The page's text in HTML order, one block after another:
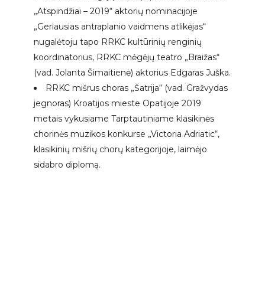
„Atspindžiai – 2019“ aktorių nominacijoje
„Geriausias antraplanio vaidmens atlikėjas“
nugalėtoju tapo RRKC kultūrinių renginių
koordinatorius, RRKC mėgėjų teatro „Braižas“
(vad. Jolanta Šimaitienė) aktorius Edgaras Juška.
RRKC mišrus choras „Šatrija“ (vad. Gražvydas
jegnoras) Kroatijos mieste Opatijoje 2019
metais vykusiame Tarptautiniame klasikinės
chorinės muzikos konkurse „Victoria Adriatic“,
klasikinių mišrių chorų kategorijoje, laimėjo
sidabro diplomą.